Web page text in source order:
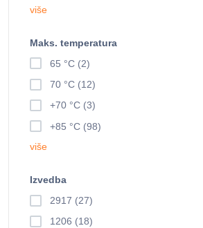
više
Maks. temperatura
65 °C (2)
70 °C (12)
+70 °C (3)
+85 °C (98)
više
Izvedba
2917 (27)
1206 (18)